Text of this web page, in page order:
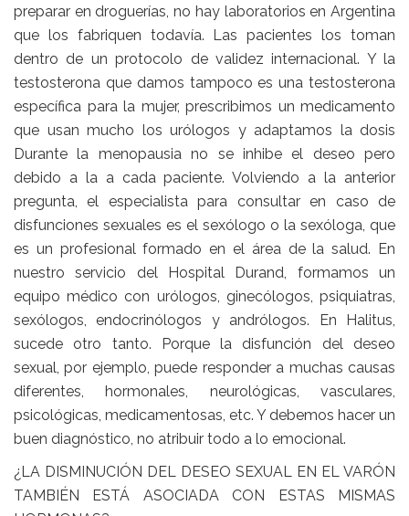
preparar en droguerías, no hay laboratorios en Argentina
que los fabriquen todavía. Las pacientes los toman
dentro de un protocolo de validez internacional. Y la
testosterona que damos tampoco es una testosterona
específica para la mujer, prescribimos un medicamento
que usan mucho los urólogos y adaptamos la dosis
Durante la menopausia no se inhibe el deseo pero
debido a la a cada paciente. Volviendo a la anterior
pregunta, el especialista para consultar en caso de
disfunciones sexuales es el sexólogo o la sexóloga, que
es un profesional formado en el área de la salud. En
nuestro servicio del Hospital Durand, formamos un
equipo médico con urólogos, ginecólogos, psiquiatras,
sexólogos, endocrinólogos y andrólogos. En Halitus,
sucede otro tanto. Porque la disfunción del deseo
sexual, por ejemplo, puede responder a muchas causas
diferentes, hormonales, neurológicas, vasculares,
psicológicas, medicamentosas, etc. Y debemos hacer un
buen diagnóstico, no atribuir todo a lo emocional.
¿LA DISMINUCIÓN DEL DESEO SEXUAL EN EL VARÓN
TAMBIÉN ESTÁ ASOCIADA CON ESTAS MISMAS